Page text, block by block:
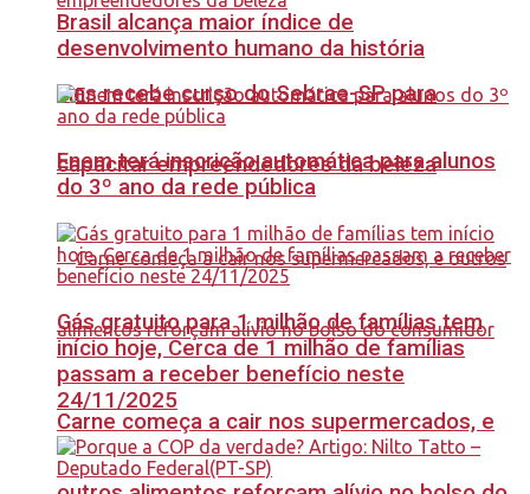
Lins recebe curso do Sebrae-SP para
capacitar empreendedores da beleza
Carne começa a cair nos supermercados, e
Brasil alcança maior índice de
desenvolvimento humano da história
Enem terá inscrição automática para alunos
do 3º ano da rede pública
Gás gratuito para 1 milhão de famílias tem
início hoje, Cerca de 1 milhão de famílias
passam a receber benefício neste
24/11/2025